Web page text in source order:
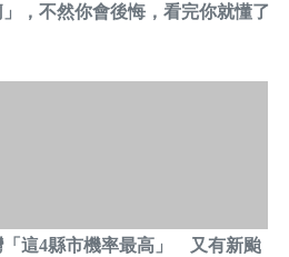
，不然你會後悔，看完你就懂了
「這4縣市機率最高」 又有新颱